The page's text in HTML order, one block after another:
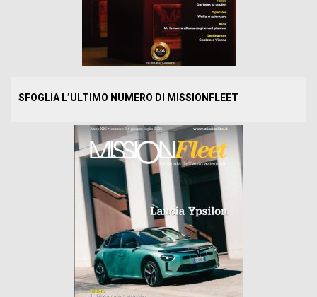
SFOGLIA L’ULTIMO NUMERO DI MISSIONFLEET